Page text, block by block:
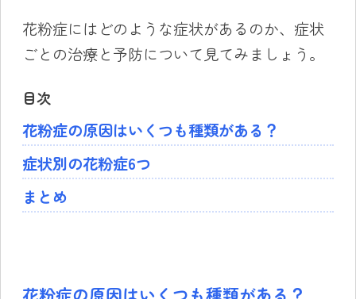
花粉症にはどのような症状があるのか、症状
ごとの治療と予防について見てみましょう。
目次
花粉症の原因はいくつも種類がある？
症状別の花粉症6つ
まとめ
花粉症の原因はいくつも種類がある？